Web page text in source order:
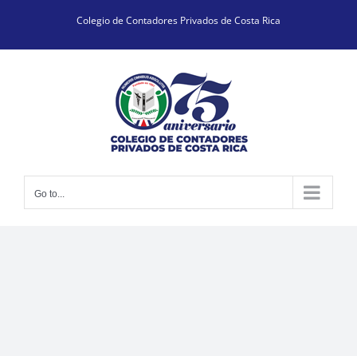
content
Colegio de Contadores Privados de Costa Rica
Go to...